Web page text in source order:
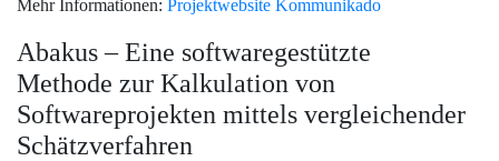
Mehr Informationen: Projektwebsite Kommunikado
Abakus – Eine softwaregestützte
Methode zur Kalkulation von
Softwareprojekten mittels vergleichender
Schätzverfahren